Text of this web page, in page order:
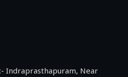
का लक, डेवलपमेंट का
Indraprasthapuram, Near